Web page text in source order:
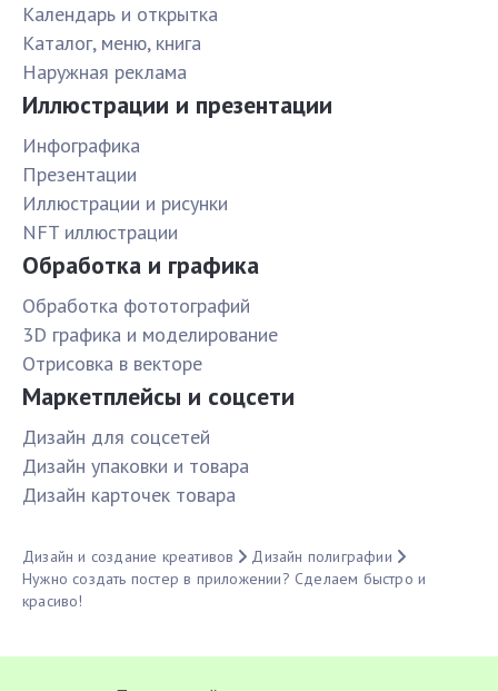
Календарь и открытка
Каталог, меню, книга
Наружная реклама
Иллюстрации и презентации
Инфографика
Презентации
Иллюстрации и рисунки
NFT иллюстрации
Обработка и графика
Обработка фототографий
3D графика и моделирование
Отрисовка в векторе
Маркетплейсы и соцсети
Дизайн для соцсетей
Дизайн упаковки и товара
Дизайн карточек товара
Дизайн и создание креативов
Дизайн полиграфии
Нужно создать постер в приложении? Сделаем быстро и
красиво!